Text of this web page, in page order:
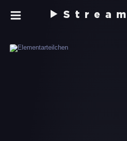
Stream